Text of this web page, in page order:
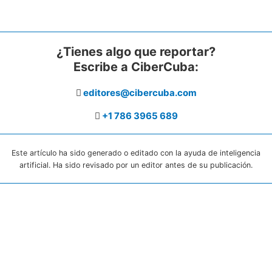
¿Tienes algo que reportar?
Escribe a CiberCuba:
editores@cibercuba.com
+1 786 3965 689
Este artículo ha sido generado o editado con la ayuda de inteligencia
artificial. Ha sido revisado por un editor antes de su publicación.